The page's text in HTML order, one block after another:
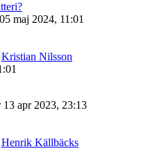
maj 2024, 11:01
Kristian Nilsson
13 apr 2023, 23:13
Henrik Källbäcks